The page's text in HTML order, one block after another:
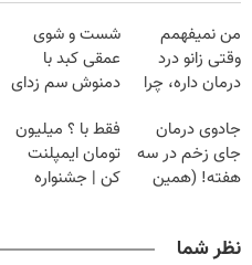
من نمیفهمم
وقتی زانو درد
درمان داره، چرا
تحمل میکنی؟❗
شست و شوی
عمقی کبد با
دمنوش سم زدای
جادوی درمان
جای زخم در سه
هفته! (همین
فقط با ؟ میلیون
تومان ایمپلنت
کن | جشنواره
نظر شما